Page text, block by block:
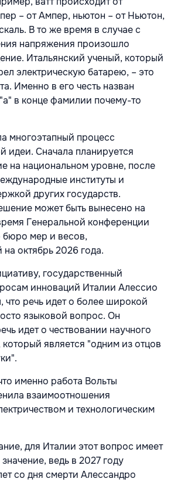
– от Ампер, ньютон – от Ньютон,
В то же время в случае с
напряжения произошло
Итальянский ученый, который
электрическую батарею, – это
Именно в его честь назван
в конце фамилии почему-то
многоэтапный процесс
идеи. Сначала планируется
на национальном уровне, после
институты и
других государств.
может быть вынесено на
Генеральной конференции
мер и весов,
октябрь 2026 года.
государственный
инноваций Италии Алессио
что речь идет о более широкой
языковой вопрос. Он
идет о чествовании научного
является "одним из отцов
именно работа Вольты
взаимоотношения
и технологическим
для Италии этот вопрос имеет
ведь в 2027 году
со дня смерти Алессандро